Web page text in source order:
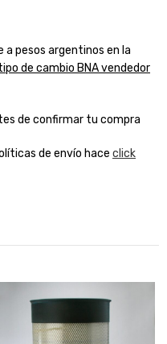
pesos argentinos en la
de cambio BNA vendedor
de confirmar tu compra
de envío hace click